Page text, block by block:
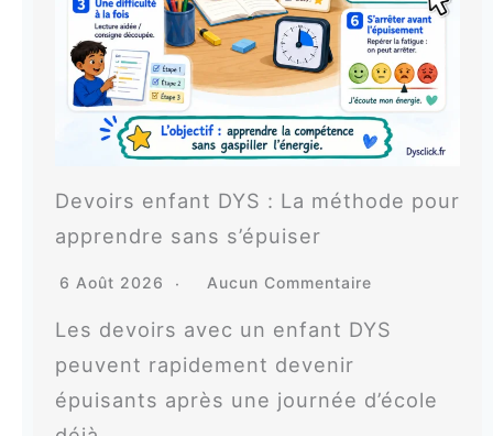
Devoirs enfant DYS : La méthode pour
apprendre sans s’épuiser
6 Août 2026 Aucun Commentaire
Les devoirs avec un enfant DYS
peuvent rapidement devenir
épuisants après une journée d’école